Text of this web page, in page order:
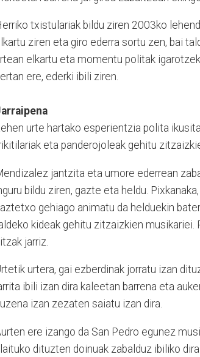
txistulariak bildu ziren 2003ko
ziren eta giro ederra sortu zen, bai
elkartu eta momentu politak
ere, ederki ibili ziren.
urte hartako esperientzia polita
eta panderojoleak gehitu
jantzita eta umore ederrean
bildu ziren, gazte eta heldu.
gehiago animatu da helduekin
kideak gehitu zitzaizkien musikariei.
jarriz.
urtera, gai ezberdinak jorratu izan
ibili izan dira kaleetan barrena eta
izan zezaten saiatu izan dira.
ere izango da San Pedro egunez
dituzten doinuak zabalduz ibiliko